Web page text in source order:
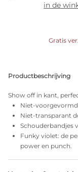
in de
Gratis
Productbeschrijving
Show off in kant,
Niet-
Niet-transparant
Schouderbandjes
Funky violet: de
power en punch.